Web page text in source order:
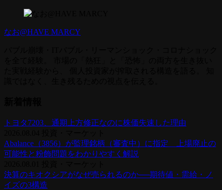
なお@HAVE MARCY
トヨタ7203、通期上方修正なのに株価失速した理由
Abalance（3856）が監理銘柄（審査中）に指定 上場廃止の
可能性と粉飾問題をわかりやすく解説
決算のキオクシアがなぜ売られるのか──期待値・需給・ノ
イズの3構造